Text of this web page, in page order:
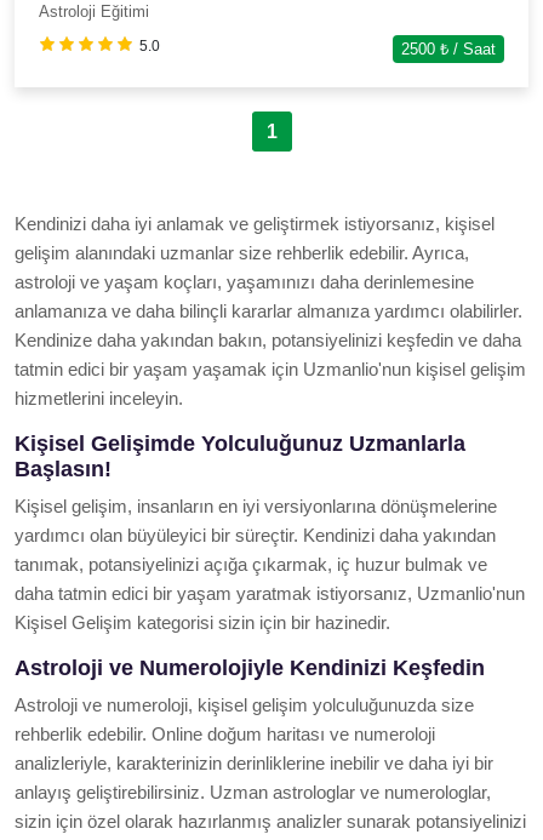
Astroloji Eğitimi
5.0 2500 ₺ / Saat
1
Kendinizi daha iyi anlamak ve geliştirmek istiyorsanız, kişisel
gelişim alanındaki uzmanlar size rehberlik edebilir. Ayrıca,
astroloji ve yaşam koçları, yaşamınızı daha derinlemesine
anlamanıza ve daha bilinçli kararlar almanıza yardımcı olabilirler.
Kendinize daha yakından bakın, potansiyelinizi keşfedin ve daha
tatmin edici bir yaşam yaşamak için Uzmanlio'nun kişisel gelişim
hizmetlerini inceleyin.
Kişisel Gelişimde Yolculuğunuz Uzmanlarla
Başlasın!
Kişisel gelişim, insanların en iyi versiyonlarına dönüşmelerine
yardımcı olan büyüleyici bir süreçtir. Kendinizi daha yakından
tanımak, potansiyelinizi açığa çıkarmak, iç huzur bulmak ve
daha tatmin edici bir yaşam yaratmak istiyorsanız, Uzmanlio'nun
Kişisel Gelişim kategorisi sizin için bir hazinedir.
Astroloji ve Numerolojiyle Kendinizi Keşfedin
Astroloji ve numeroloji, kişisel gelişim yolculuğunuzda size
rehberlik edebilir. Online doğum haritası ve numeroloji
analizleriyle, karakterinizin derinliklerine inebilir ve daha iyi bir
anlayış geliştirebilirsiniz. Uzman astrologlar ve numerologlar,
sizin için özel olarak hazırlanmış analizler sunarak potansiyelinizi